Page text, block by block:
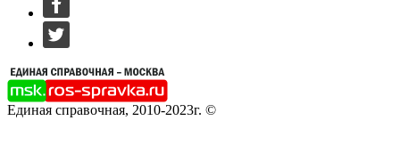
Единая справочная, 2010-2023г. ©